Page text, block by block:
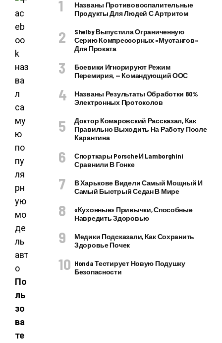
По
ль
зо
ва
те
Названы Противовоспалительные
Продукты Для Людей С Артритом
Shelby Выпустила Ограниченную
Серию Компрессорных «Мустангов»
Для Проката
Боевики Игнорируют Режим
Перемирия, — Командующий ООС
Названы Результаты Обработки 80%
Электронных Протоколов
Доктор Комаровский Рассказал, Как
Правильно Выходить На Работу После
Карантина
Спорткары Porsche И Lamborghini
Сравнили В Гонке
В Харькове Видели Самый Мощный И
Самый Быстрый Седан В Мире
«Кухонные» Привычки, Способные
Навредить Здоровью
Медики Подсказали, Как Сохранить
Здоровье Почек
Honda Тестирует Новую Подушку
Безопасности